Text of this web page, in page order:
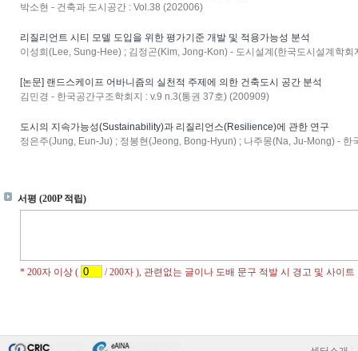
박소현 - 건축과 도시공간 : Vol.38 (202006)
리질리언트 시티 모델 도입을 위한 평가기준 개발 및 적용가능성 분석
이성희(Lee, Sung-Hee) ; 김정곤(Kim, Jong-Kon) - 도시설계(한국도시설계학
[논문] 랜드스케이프 어바니즘의 실천적 주제에 의한 건축도시 공간 분석
김민경 - 한국공간구조학회지 : v.9 n.3(통권 37호) (200909)
도시의 지속가능성(Sustainability)과 리질리언스(Resilience)에 관한 연구
정은주(Jung, Eun-Ju) ; 정봉현(Jeong, Bong-Hyun) ; 나주몽(Na, Ju-Mong) - 한